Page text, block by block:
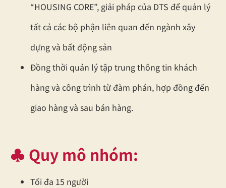
“HOUSING CORE”, giải pháp của DTS để quản lý
tất cả các bộ phận liên quan đến ngành xây
dựng và bất động sản
Đồng thời quản lý tập trung thông tin khách
hàng và công trình từ đàm phán, hợp đồng đến
giao hàng và sau bán hàng.
♣ Quy mô nhóm:
Tối đa 15 người